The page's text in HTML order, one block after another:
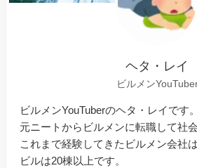
ヘタ・レイ
ビルメン
ビルメンYouTuberのヘタ・レイです。
元ニートからビルメンに転職して社会
これまで経験してきたビルメン会社
ビルは20棟以上です。